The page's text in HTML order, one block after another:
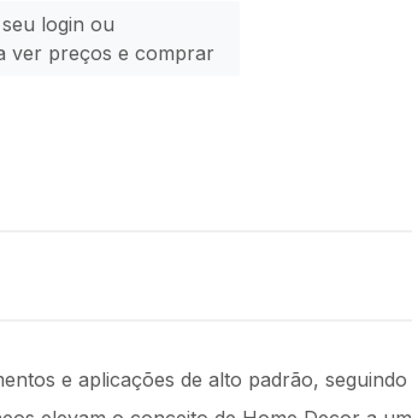
login ou
ver preços e comprar
e aplicações de alto padrão, seguindo